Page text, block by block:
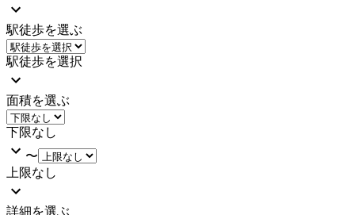
駅徒歩を選ぶ
駅徒歩を選択
面積を選ぶ
下限なし
〜
上限なし
詳細を選ぶ